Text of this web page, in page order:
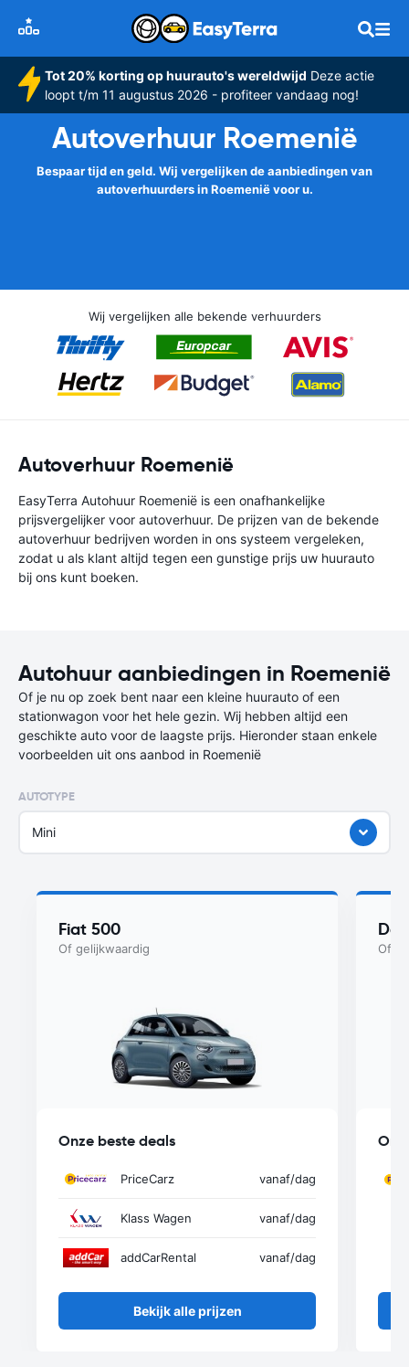
Tot 20% korting op huurauto's wereldwijd Deze actie
loopt t/m 11 augustus 2026 - profiteer vandaag nog!
Autoverhuur Roemenië
Bespaar tijd en geld. Wij vergelijken de aanbiedingen van
autoverhuurders in Roemenië voor u.
Wij vergelijken alle bekende verhuurders
Autoverhuur Roemenië
EasyTerra Autohuur Roemenië is een onafhankelijke
prijsvergelijker voor autoverhuur. De prijzen van de bekende
autoverhuur bedrijven worden in ons systeem vergeleken,
zodat u als klant altijd tegen een gunstige prijs uw huurauto
bij ons kunt boeken.
Autohuur aanbiedingen in Roemenië
Of je nu op zoek bent naar een kleine huurauto of een
stationwagon voor het hele gezin. Wij hebben altijd een
geschikte auto voor de laagste prijs. Hieronder staan enkele
voorbeelden uit ons aanbod in Roemenië
AUTOTYPE
Mini
Fiat 500
Of gelijkwaardig
Onze beste deals
PriceCarz vanaf/dag
Klass Wagen vanaf/dag
addCarRental vanaf/dag
Bekijk alle prijzen
Of